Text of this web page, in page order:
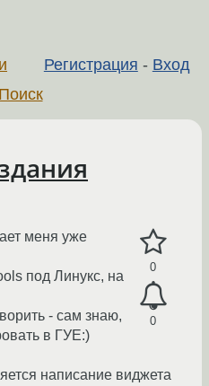
Регистрация - Вход
Поиск
0
0
меня уже
под Линукс, на
- сам знаю,
в ГУЕ:)
написание виджета